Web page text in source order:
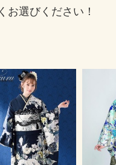
お選びください！